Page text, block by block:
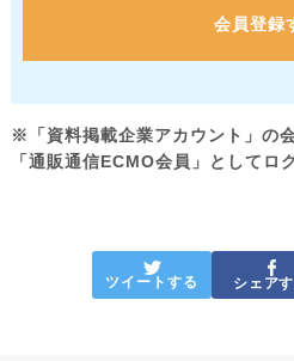
会員登録
※「資料掲載企業アカウント」の
「通販通信ECMO会員」としてロ
ツイートする シェア